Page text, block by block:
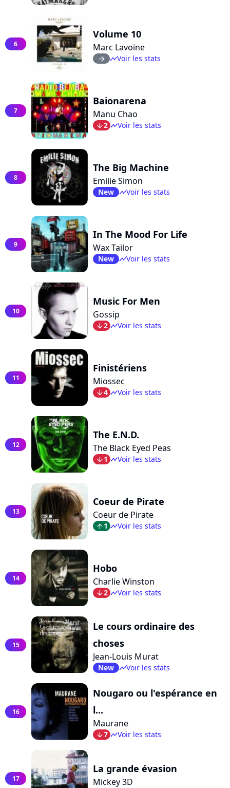
6
Volume 10
Marc Lavoine
arrow_right timelineVoir les stats
7
Baionarena
Manu Chao
arrow_bot2 timelineVoir les stats
8
The Big Machine
Emilie Simon
New timelineVoir les stats
9
In The Mood For Life
Wax Tailor
New timelineVoir les stats
10
Music For Men
Gossip
arrow_bot2 timelineVoir les stats
11
Finistériens
Miossec
arrow_bot4 timelineVoir les stats
12
The E.N.D.
The Black Eyed Peas
arrow_bot1 timelineVoir les stats
13
Coeur de Pirate
Coeur de Pirate
arrow_top1 timelineVoir les stats
14
Hobo
Charlie Winston
arrow_bot2 timelineVoir les stats
15
Le cours ordinaire des
choses
Jean-Louis Murat
New timelineVoir les stats
16
Nougaro ou l'espérance en
l...
Maurane
arrow_bot7 timelineVoir les stats
17
La grande évasion
Mickey 3D